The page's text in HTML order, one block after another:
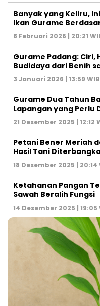
Banyak yang Keliru,
Ikan Gurame
8 Februari 2026 | 20:21
Gurame Padang: Ciri,
Budidaya dari Benih
3 Januari 2026 | 13:59 WIB
Gurame Dua Tahun
Lapangan yang Perlu
21 Desember 2025 | 12:12
Petani Bener Meriah
Hasil Tani
18 Desember 2025 | 20:14
Ketahanan Pangan
Sawah Beralih Fungsi
14 Desember 2025 | 19:05